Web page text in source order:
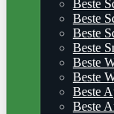
Beste
Beste
Beste
Beste
Beste
Beste
Beste
Beste